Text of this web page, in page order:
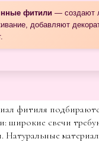
фитили — создают
добавляют
фитиля
широкие свечи
Натуральные